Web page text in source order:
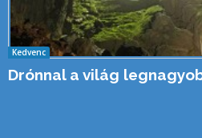
Kedvenc
Drónnal a világ